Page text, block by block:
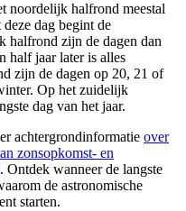
noordelijk halfrond meestal
dag begint de
halfrond zijn de dagen dan
half jaar later is alles
zijn de dagen op 20, 21 of
Op het zuidelijk
dag van het jaar.
achtergrondinformatie over
zonsopkomst- en
. Ontdek wanneer de langste
de astronomische
starten.